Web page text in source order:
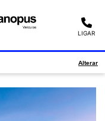
LIGAR
Alterar